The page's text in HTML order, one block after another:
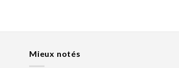
Mieux notés